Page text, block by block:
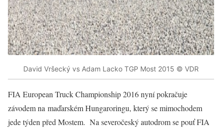
David Vršecký vs Adam Lacko TGP Most 2015 © VDR
FIA European Truck Championship 2016 nyní pokračuje
závodem na maďarském Hungaroringu, který se mimochodem
jede týden před Mostem. Na severočeský autodrom se pouť FIA